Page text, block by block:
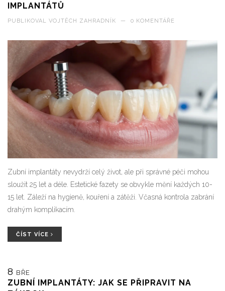
IMPLANTÁTŮ
PUBLIKOVAL VOJTĚCH ZAHRADNÍK — 0 KOMENTÁŘE
Zubní implantáty nevydrží celý život, ale při správné péči mohou
sloužit 25 let a déle. Estetické fazety se obvykle mění každých 10-
15 let. Záleží na hygieně, kouření a zátěži. Včasná kontrola zabrání
drahým komplikacím.
ČÍST VÍCE
8 BŘE
ZUBNÍ IMPLANTÁTY: JAK SE PŘIPRAVIT NA